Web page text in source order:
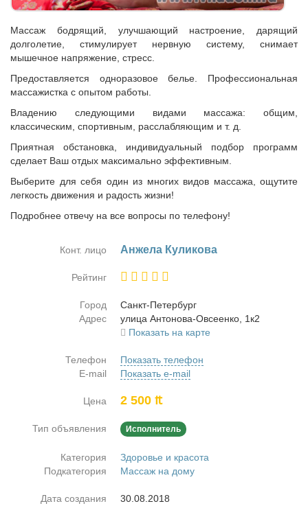
Массаж бодрящий, улучшающий настроение, дарящий
долголетие, стимулирует нервную систему, снимает
мышечное напряжение, стресс.
Предоставляется одноразовое белье. Профессиональная
массажистка с опытом работы.
Владению следующими видами массажа: общим,
классическим, спортивным, расслабляющим и т. д.
Приятная обстановка, индивидуальный подбор программ
сделает Ваш отдых максимально эффективным.
Выберите для себя один из многих видов массажа, ощутите
легкость движения и радость жизни!
Подробнее отвечу на все вопросы по телефону!
Конт. лицо Ан­же­ла Ку­ли­ко­ва
Рейтинг
Город
Санкт-Пе­тер­бург
Адрес
ули­ца Ан­то­но­ва-Овсе­ен­ко, 1к2
Показать на карте
Телефон
Показать телефон
E-mail
Показать e-mail
Цена 2 500 ₶
Тип объявления Исполнитель
Категория
Здоровье и красота
Подкатегория
Массаж на дому
Дата создания
30.08.2018